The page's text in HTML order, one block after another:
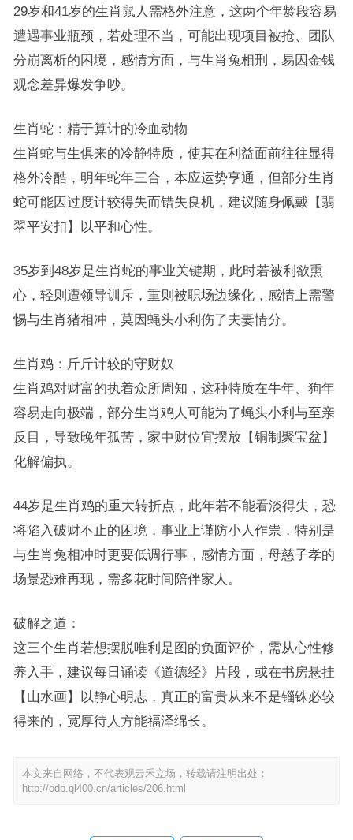
29岁和41岁的生肖鼠人需格外注意，这两个年龄段容易
遭遇事业瓶颈，若处理不当，可能出现项目被抢、团队
分崩离析的困境，感情方面，与生肖兔相刑，易因金钱
观念差异爆发争吵。
生肖蛇：精于算计的冷血动物
生肖蛇与生俱来的冷静特质，使其在利益面前往往显得
格外冷酷，明年蛇年三合，本应运势亨通，但部分生肖
蛇可能因过度计较得失而错失良机，建议随身佩戴【翡
翠平安扣】以平和心性。
35岁到48岁是生肖蛇的事业关键期，此时若被利欲熏
心，轻则遭领导训斥，重则被职场边缘化，感情上需警
惕与生肖猪相冲，莫因蝇头小利伤了夫妻情分。
生肖鸡：斤斤计较的守财奴
生肖鸡对财富的执着众所周知，这种特质在牛年、狗年
容易走向极端，部分生肖鸡人可能为了蝇头小利与至亲
反目，导致晚年孤苦，家中财位宜摆放【铜制聚宝盆】
化解偏执。
44岁是生肖鸡的重大转折点，此年若不能看淡得失，恐
将陷入破财不止的困境，事业上谨防小人作祟，特别是
与生肖兔相冲时更要低调行事，感情方面，母慈子孝的
场景恐难再现，需多花时间陪伴家人。
破解之道：
这三个生肖若想摆脱唯利是图的负面评价，需从心性修
养入手，建议每日诵读《道德经》片段，或在书房悬挂
【山水画】以静心明志，真正的富贵从来不是锱铢必较
得来的，宽厚待人方能福泽绵长。
本文来自网络，不代表观云禾立场，转载请注明出处：
http://odp.ql400.cn/articles/206.html